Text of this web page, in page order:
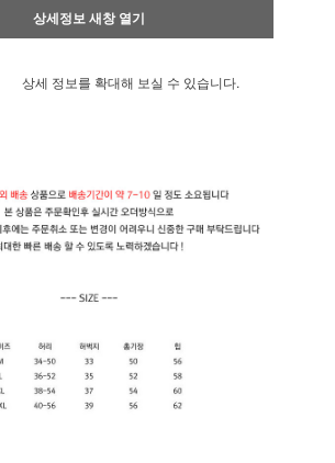
상세정보 새창 열기
상세 정보를 확대해 보실 수 있습니다.